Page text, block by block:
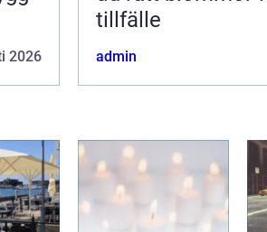
2026
tillfälle
admin